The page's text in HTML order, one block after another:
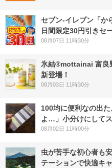
セブン‐イレブン「か
日間限定30円引きセ
08月07日 11時30分
氷結®mottainai 富良
新登場！
08月03日 11時30分
100均に便利なの出
よ…」小分けにして
08月02日 11時00分
虫が苦手な初心者も
テーションで快適キ